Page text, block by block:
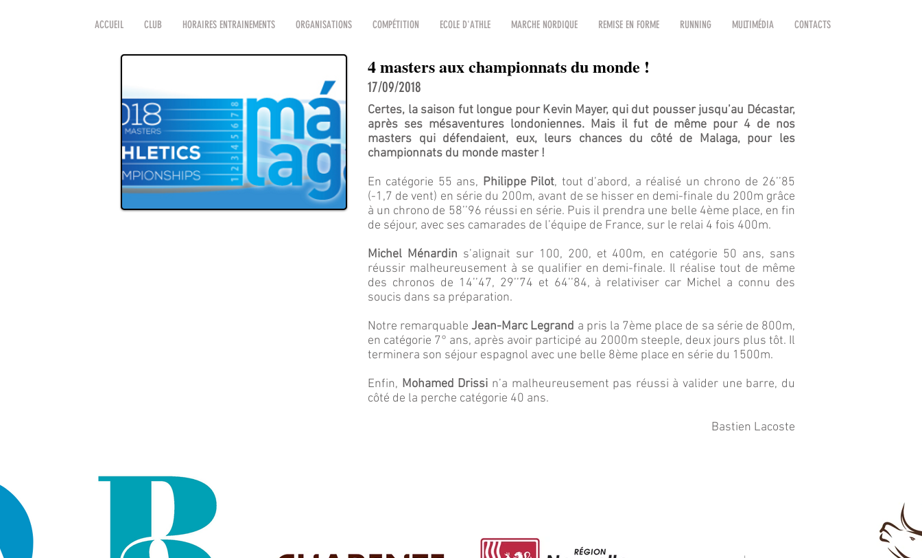
ACCUEIL CLUB HORAIRES ENTRAINEMENTS ORGANISATIONS COMPÉTITION ECOLE D'ATHLE MARCHE NORDIQUE REMISE EN FORME RUNNING MULTIMÉDIA CONTACTS
4 masters aux championnats du monde !
17/09/2018
Certes, la saison fut longue pour Kevin Mayer, qui dut pousser jusqu’au Décastar,
après ses mésaventures londoniennes. Mais il fut de même pour 4 de nos
masters qui défendaient, eux, leurs chances du côté de Malaga, pour les
championnats du monde master !
En catégorie 55 ans, Philippe Pilot, tout d’abord, a réalisé un chrono de 26’’85
(-1,7 de vent) en série du 200m, avant de se hisser en demi-finale du 200m grâce
à un chrono de 58’’96 réussi en série. Puis il prendra une belle 4ème place, en fin
de séjour, avec ses camarades de l’équipe de France, sur le relai 4 fois 400m.
Michel Ménardin s’alignait sur 100, 200, et 400m, en catégorie 50 ans, sans
réussir malheureusement à se qualifier en demi-finale. Il réalise tout de même
des chronos de 14’’47, 29’’74 et 64’’84, à relativiser car Michel a connu des
soucis dans sa préparation.
Notre remarquableJean-Marc Legrand a pris la 7ème place de sa série de 800m,
en catégorie 7° ans, après avoir participé au 2000m steeple, deux jours plus tôt. Il
terminera son séjour espagnol avec une belle 8ème place en série du 1500m.
Enfin, Mohamed Drissi n’a malheureusement pas réussi à valider une barre, du
côté de la perche catégorie 40 ans.
Bastien Lacoste